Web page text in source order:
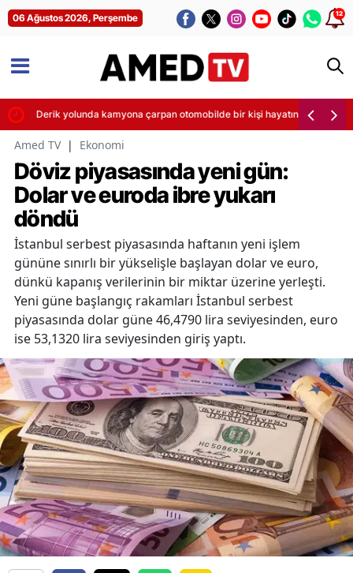
06 Ağustos 2026, Perşembe 12
Derik yolunda kamyona çarpan otomobilde bir kişi hayatını kaybetti
Amed TV | Ekonomi
Döviz piyasasında yeni gün:
Dolar ve euroda ibre yukarı
döndü
İstanbul serbest piyasasında haftanın yeni işlem
gününe sınırlı bir yükselişle başlayan dolar ve euro,
dünkü kapanış verilerinin bir miktar üzerine yerleşti.
Yeni güne başlangıç rakamları İstanbul serbest
piyasasında dolar güne 46,4790 lira seviyesinden, euro
ise 53,1320 lira seviyesinden giriş yaptı.